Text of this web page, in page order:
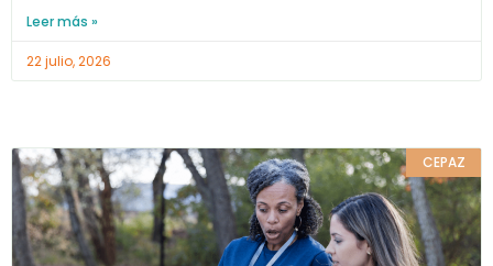
Leer más »
22 julio, 2026
CEPAZ